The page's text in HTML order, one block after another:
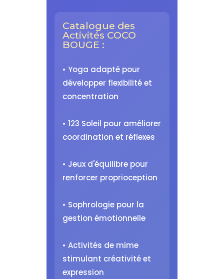
Catalogue des
Activités COCO
BOUGE :
• Yoga adapté pour
développer flexibilité et
concentration
• 123 Soleil pour améliorer
coordination et réflexes
• Jeux d'équilibre pour
renforcer proprioception
• Sophrologie pour la
gestion émotionnelle
• Activités de mime
stimulant créativité et
expression